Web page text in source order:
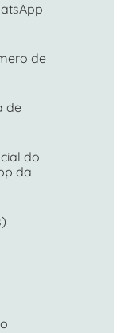
de
de
do
da